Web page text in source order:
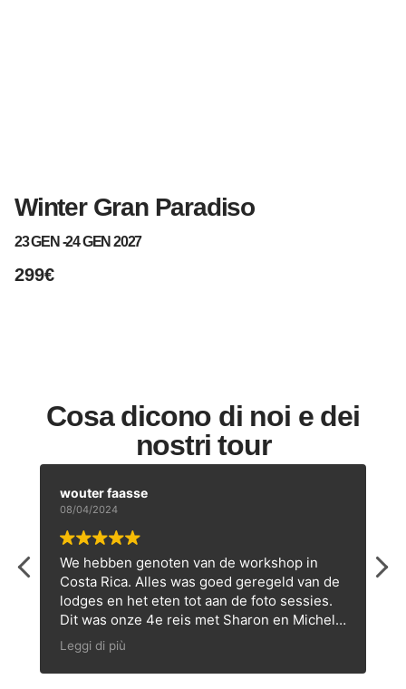
Winter Gran Paradiso
23 GEN -24 GEN 2027
299€
Cosa dicono di noi e dei
nostri tour
wouter faasse
08/04/2024
We hebben genoten van de workshop in
Costa Rica. Alles was goed geregeld van de
lodges en het eten tot aan de foto sessies.
Dit was onze 4e reis met Sharon en Michele
en zeker niet de laatste!
Leggi di più